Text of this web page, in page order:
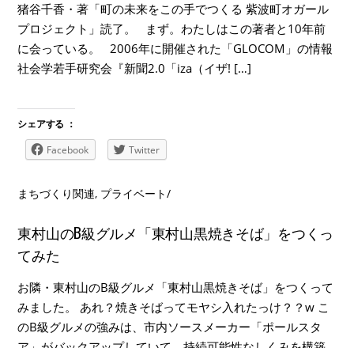
猪谷千香・著「町の未来をこの手でつくる 紫波町オガール
プロジェクト」読了。 まず。わたしはこの著者と10年前
に会っている。 2006年に開催された「GLOCOM」の情報
社会学若手研究会『新聞2.0「iza（イザ! […]
シェアする ：
Facebook
Twitter
まちづくり関連, プライベート/
東村山のB級グルメ「東村山黒焼きそば」をつくっ
てみた
お隣・東村山のB級グルメ「東村山黒焼きそば」をつくって
みました。 あれ？焼きそばってモヤシ入れたっけ？？w こ
のB級グルメの強みは、市内ソースメーカー「ポールスタ